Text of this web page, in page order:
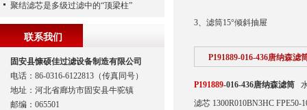
3、滤筒15°倾斜抽屉
P191889-016-436唐纳森滤
P191889-016-436唐纳森滤筒
滤芯 1300R010BN3HC FPE50-
聚结滤芯是多级过滤中的“顶梁柱”
联系我们
固安县慷硕佳过滤设备制造有限公司
电话：86-0316-6122813（传真同号）
地址：河北省廊坊市固安县牛驼镇
邮编：065501